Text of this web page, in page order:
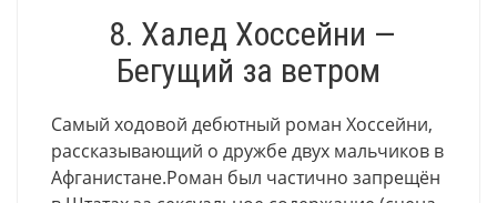
8. Халед Хоссейни —
Бегущий за ветром
Самый ходовой дебютный роман Хоссейни,
рассказывающий о дружбе двух мальчиков в
Афганистане.Роман был частично запрещён